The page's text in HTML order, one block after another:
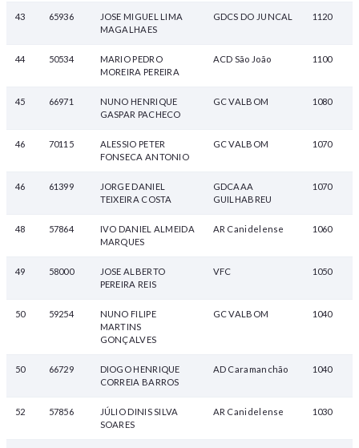
43 65936
JOSE MIGUEL LIMA
MAGALHAES
GDCS DO JUNCAL 1120
44 50534
MARIO PEDRO
MOREIRA PEREIRA
ACD São João 1100
45 66971
NUNO HENRIQUE
GASPAR PACHECO
GC VALBOM 1080
46 70115
ALESSIO PETER
FONSECA ANTONIO
GC VALBOM 1070
46 61399
JORGE DANIEL
TEIXEIRA COSTA
GDCAAA
GUILHABREU
1070
48 57864
IVO DANIEL ALMEIDA
MARQUES
AR Canidelense 1060
49 58000
JOSE ALBERTO
PEREIRA REIS
VFC 1050
50 59254
NUNO FILIPE
MARTINS
GONÇALVES
GC VALBOM 1040
50 66729
DIOGO HENRIQUE
CORREIA BARROS
AD Caramanchão 1040
52 57856
JÚLIO DINIS SILVA
SOARES
AR Canidelense 1030